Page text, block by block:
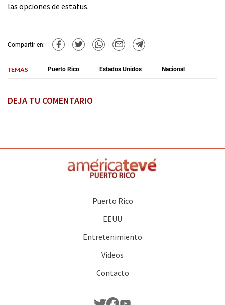
las opciones de estatus.
Compartir en:
TEMAS Puerto Rico Estados Unidos Nacional
DEJA TU COMENTARIO
Puerto Rico
EEUU
Entretenimiento
Videos
Contacto